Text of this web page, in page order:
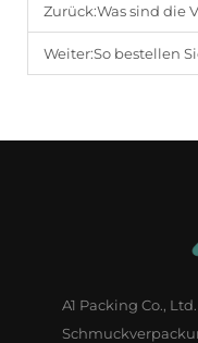
Zurück:Was sind die Vorteile
Weiter:So bestellen Sie
A1 Packing Co.,